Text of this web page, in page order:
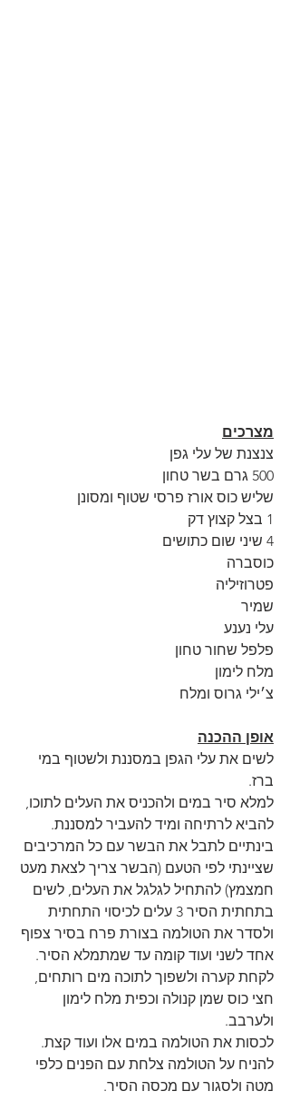
מצרכים
צנצנת של עלי גפן
500 גרם בשר טחון
שליש כוס אורז פרסי שטוף ומסונן
1 בצל קצוץ דק
4 שיני שום כתושים
כוסברה
פטרוזיליה
שמיר
עלי נענע
פלפל שחור טחון
מלח לימון
צ׳ילי גרוס ומלח
אופן ההכנה
לשים את עלי הגפן במסננת ולשטוף במי
ברז.
למלא סיר במים ולהכניס את העלים לתוכו,
להביא לרתיחה ומיד להעביר למסננת.
בינתיים לתבל את הבשר עם כל המרכיבים
שציינתי לפי הטעם (הבשר צריך לצאת מעט
חמצמץ) להתחיל לגלגל את העלים, לשים
בתחתית הסיר 3 עלים לכיסוי התחתית
ולסדר את הטולמה בצורת פרח בסיר צפוף
אחד לשני ועוד קומה עד שמתמלא הסיר.
לקחת קערה ולשפוך לתוכה מים רותחים,
חצי כוס שמן קנולה וכפית מלח לימון
ולערבב.
לכסות את הטולמה במים אלו ועוד קצת.
להניח על הטולמה צלחת עם הפנים כלפי
מטה ולסגור עם מכסה הסיר.